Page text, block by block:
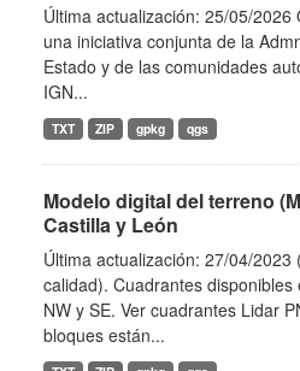
Última actualización: 25/05/2026
una iniciativa conjunta de la
Estado y de las comunidades
IGN...
TXT ZIP gpkg qgs
Modelo digital del terreno
Castilla y León
Última actualización: 27/04/
calidad). Cuadrantes disponibles
NW y SE. Ver cuadrantes Lidar
bloques están...